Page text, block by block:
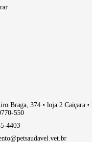
Braga, 374 • loja 2 Caiçara
550
4403